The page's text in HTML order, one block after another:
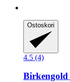
Ostoskori
4.5 (4)
Birkengold